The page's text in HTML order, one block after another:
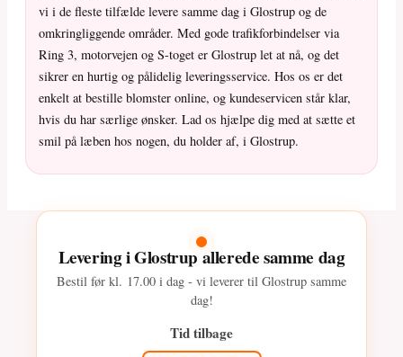
vi i de fleste tilfælde levere samme dag i Glostrup og de
omkringliggende områder. Med gode trafikforbindelser via
Ring 3, motorvejen og S-toget er Glostrup let at nå, og det
sikrer en hurtig og pålidelig leveringsservice. Hos os er det
enkelt at bestille blomster online, og kundeservicen står klar,
hvis du har særlige ønsker. Lad os hjælpe dig med at sætte et
smil på læben hos nogen, du holder af, i Glostrup.
Levering i Glostrup allerede samme dag
Bestil før kl. 17.00 i dag - vi leverer til Glostrup samme
dag!
Tid tilbage